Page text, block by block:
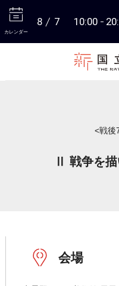
カレンダー
8 7 10:00
<戦後
Ⅱ 戦争を
会場